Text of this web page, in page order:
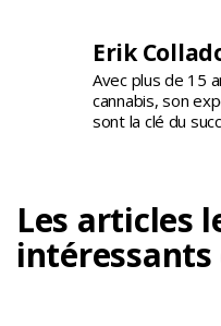
Erik
Avec plus de 15
cannabis, son
sont la clé du
Les articles